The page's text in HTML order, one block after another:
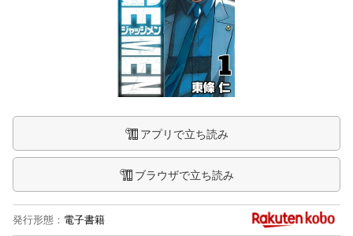
アプリで立ち読み
ブラウザで立ち読み
発行形態 ： 電子書籍